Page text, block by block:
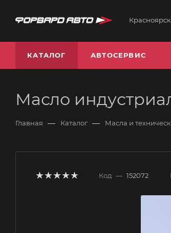
Красноярск
КАТАЛОГ АВТОСЕРВИС
Масло
Главная — Каталог — Масла и
Код — 152072